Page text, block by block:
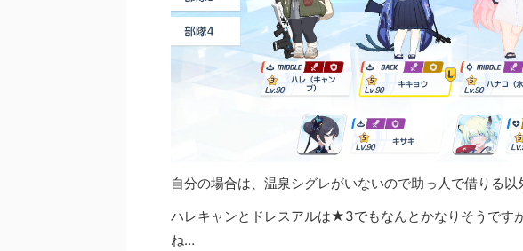
自分の場合は、温泉シグレがいないので助っ人で借りる
ハレキャンとドレスアルは★3でもなんとかなりそうです
ね…